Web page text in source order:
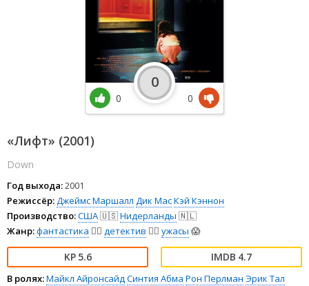
«Лифт» (2001)
Down
Год выхода:2001
Режиссёр:Джеймс Маршалл Дик МасКэй Кэннон
Производство:США🇺🇸Нидерланды 🇳🇱
Жанр:фантастика 🧙‍♀️ детектив 🕵️‍♂️ ужасы 😱
5.6 4.7
В ролях:Майкл АйронсайдСинтия Абма Рон Перлман Эрик Тал
0
0
0